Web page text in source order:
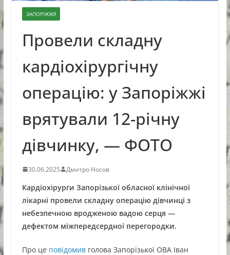
ЗАПОРІЖЖЯ
Провели складну
кардіохірургічну
операцію: у Запоріжжі
врятували 12-річну
дівчинку, — ФОТО
30.06.2025 Дмитро Носов
Кардіохірурги Запорізької обласної клінічної
лікарні провели складну операцію дівчинці з
небезпечною вродженою вадою серця —
дефектом міжпередсердної перегородки.
Про це повідомивголова Запорізької ОВА Іван